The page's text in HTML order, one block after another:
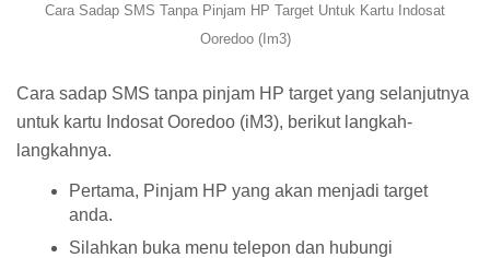
Cara Sadap SMS Tanpa Pinjam HP Target Untuk Kartu Indosat
Ooredoo (Im3)
Cara sadap SMS tanpa pinjam HP target yang selanjutnya
untuk kartu Indosat Ooredoo (iM3), berikut langkah-
langkahnya.
Pertama, Pinjam HP yang akan menjadi target
anda.
Silahkan buka menu telepon dan hubungi